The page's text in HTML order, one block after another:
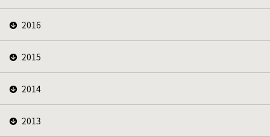
2016
2015
2014
2013